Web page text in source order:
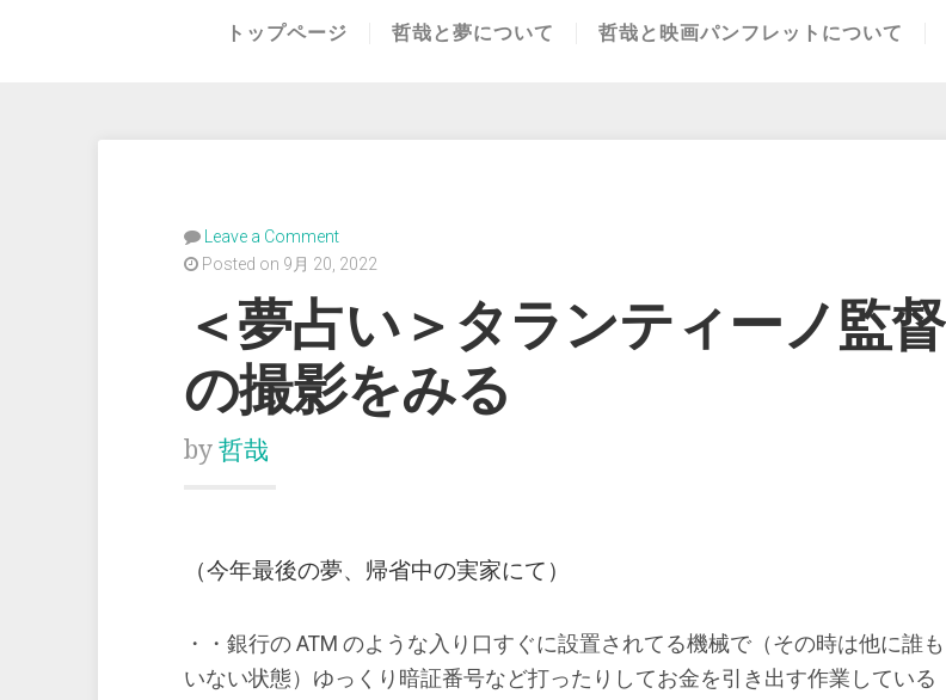
トップページ 哲哉と夢について 哲哉と映画パンフレットについて
Leave a Comment
Posted on 9月 20, 2022
＜夢占い＞タランティーノ監督
の撮影をみる
by 哲哉
（今年最後の夢、帰省中の実家にて）
・・銀行の ATM のような入り口すぐに設置されてる機械で（その時は他に誰も
いない状態）ゆっくり暗証番号など打ったりしてお金を引き出す作業している